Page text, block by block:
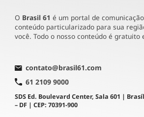
O Brasil 61 é um portal de
conteúdo particularizado para sua
você. Todo o nosso conteúdo é
contato@brasil61.com
61 2109 9000
SDS Ed. Boulevard Center, Sala 601 |
– DF | CEP: 70391-900